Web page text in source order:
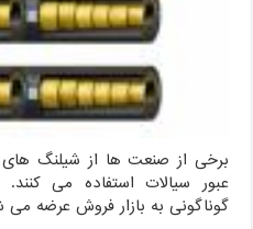
عبور سیالات استفاده می
گوناگونی به بازار فروش عرضه